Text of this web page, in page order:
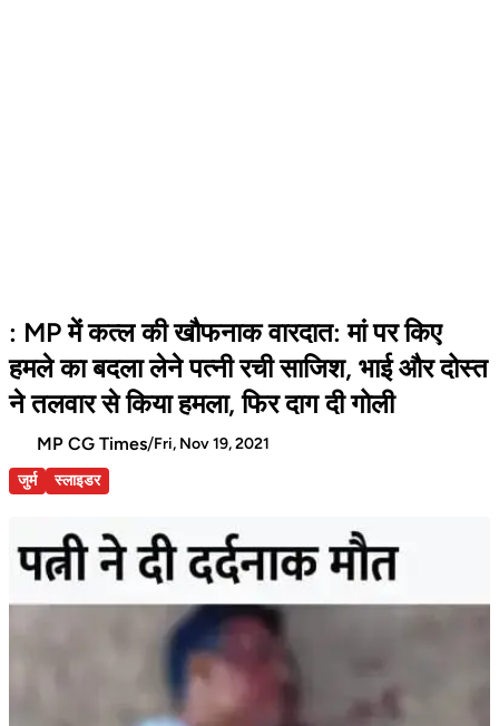
: MP में कत्ल की खौफनाक वारदात: मां पर किए
हमले का बदला लेने पत्नी रची साजिश, भाई और दोस्त
ने तलवार से किया हमला, फिर दाग दी गोली
MP CG Times/Fri, Nov 19, 2021
जुर्म
स्लाइडर